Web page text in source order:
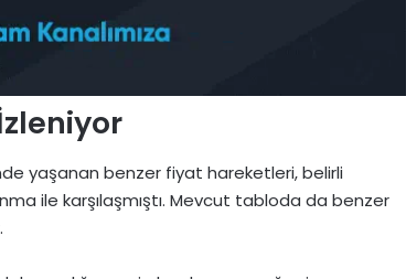
yaşanan benzer fiyat hareketleri, belirli
ile karşılaşmıştı. Mevcut tabloda da benzer